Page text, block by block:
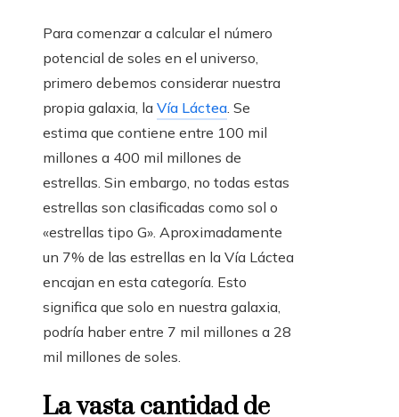
Para comenzar a calcular el número
potencial de soles en el universo,
primero debemos considerar nuestra
propia galaxia, la Vía Láctea. Se
estima que contiene entre 100 mil
millones a 400 mil millones de
estrellas. Sin embargo, no todas estas
estrellas son clasificadas como sol o
«estrellas tipo G». Aproximadamente
un 7% de las estrellas en la Vía Láctea
encajan en esta categoría. Esto
significa que solo en nuestra galaxia,
podría haber entre 7 mil millones a 28
mil millones de soles.
La vasta cantidad de